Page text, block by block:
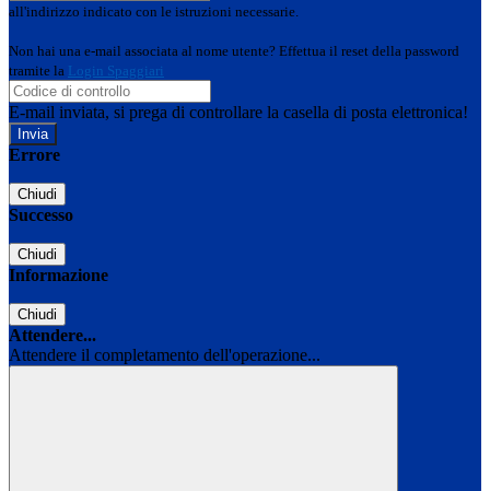
all'indirizzo indicato con le istruzioni necessarie.
Non hai una e-mail associata al nome utente? Effettua il reset della password
tramite la Login Spaggiari
E-mail inviata, si prega di controllare la casella di posta elettronica!
Errore
Chiudi
Successo
Chiudi
Informazione
Chiudi
Attendere...
Attendere il completamento dell'operazione...